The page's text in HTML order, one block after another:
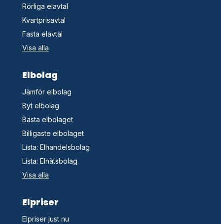
Rörliga elavtal
Kvartprisavtal
Fasta elavtal
Visa alla
Elbolag
Jämför elbolag
Byt elbolag
Bästa elbolaget
Billigaste elbolaget
Lista: Elhandelsbolag
Lista: Elnätsbolag
Visa alla
Elpriser
Elpriser just nu